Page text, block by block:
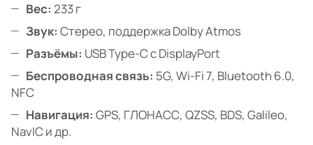
Вес: 233 г
Звук: Стерео, поддержка Dolby Atmos
Разъёмы: USB Type-C с DisplayPort
Беспроводная связь: 5G, Wi-Fi 7, Bluetooth 6.0,
NFC
Навигация: GPS, ГЛОНАСС, QZSS, BDS, Galileo,
NavIC и др.